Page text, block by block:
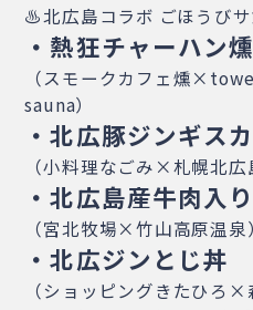
♨北広島コラボ ごほうび
・熱狂チャーハン
（スモークカフェ燻
sauna）
・北広豚ジンギス
（小料理なごみ×札幌北広
・北広島産牛肉入
（宮北牧場×竹山高原温泉）
・北広ジンとじ丼
（ショッピングきたひろ×